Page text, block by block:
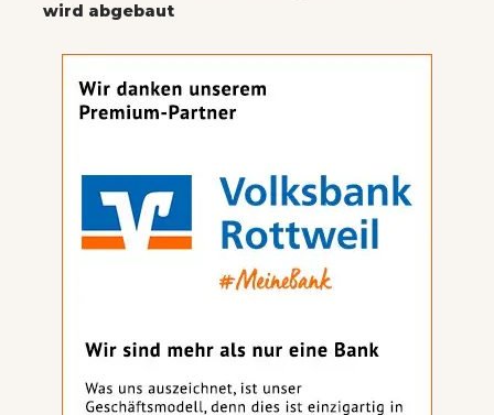
wird abgebaut